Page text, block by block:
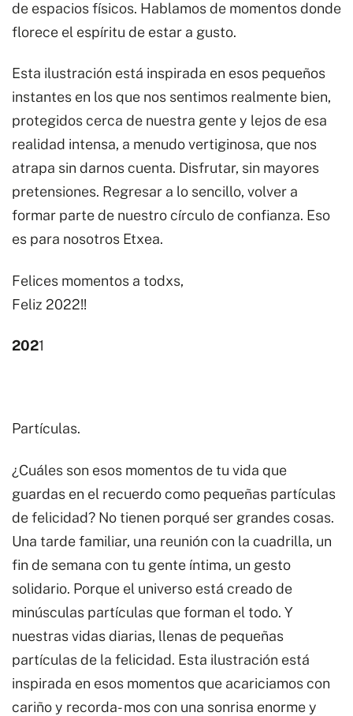
de espacios físicos. Hablamos de momentos donde
florece el espíritu de estar a gusto.
Esta ilustración está inspirada en esos pequeños
instantes en los que nos sentimos realmente bien,
protegidos cerca de nuestra gente y lejos de esa
realidad intensa, a menudo vertiginosa, que nos
atrapa sin darnos cuenta. Disfrutar, sin mayores
pretensiones. Regresar a lo sencillo, volver a
formar parte de nuestro círculo de confianza. Eso
es para nosotros Etxea.
Felices momentos a todxs,
Feliz 2022!!
2021
Partículas.
¿Cuáles son esos momentos de tu vida que
guardas en el recuerdo como pequeñas partículas
de felicidad? No tienen porqué ser grandes cosas.
Una tarde familiar, una reunión con la cuadrilla, un
fin de semana con tu gente íntima, un gesto
solidario. Porque el universo está creado de
minúsculas partículas que forman el todo. Y
nuestras vidas diarias, llenas de pequeñas
partículas de la felicidad. Esta ilustración está
inspirada en esos momentos que acariciamos con
cariño y recorda- mos con una sonrisa enorme y